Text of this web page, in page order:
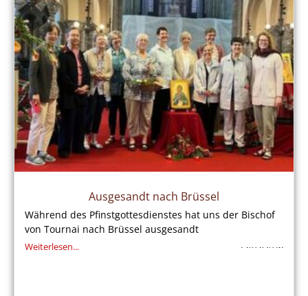
Ausgesandt nach Brüssel
Während des Pfinstgottesdienstes hat uns der Bischof
von Tournai nach Brüssel ausgesandt
Weiterlesen... 25/05/2026